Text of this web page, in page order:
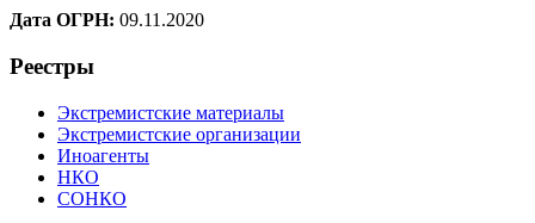
Дата ОГРН: 09.11.2020
Реестры
Экстремистские материалы
Экстремистские организации
Иноагенты
НКО
СОНКО